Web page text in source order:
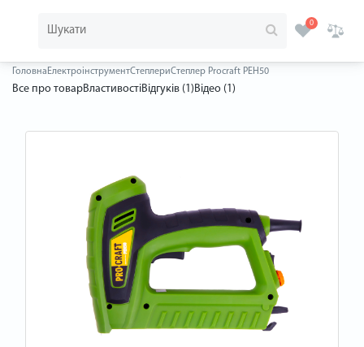
0
Головна ЕлектроінструментСтеплериСтеплер Procraft PEH50
Все про товарВластивостіВідгуків (1)Відео (1)